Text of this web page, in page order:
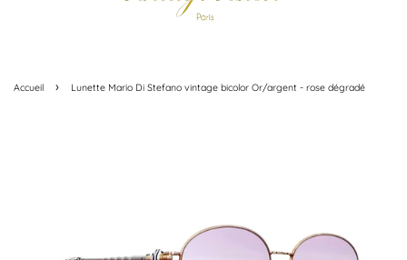
Accueil › Lunette Mario Di Stefano vintage bicolor Or/argent - rose dégradé